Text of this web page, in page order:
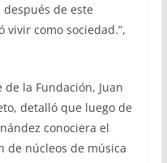
de este
vivir como sociedad.”,
la Fundación, Juan
detalló que luego de
conociera el
de núcleos de música